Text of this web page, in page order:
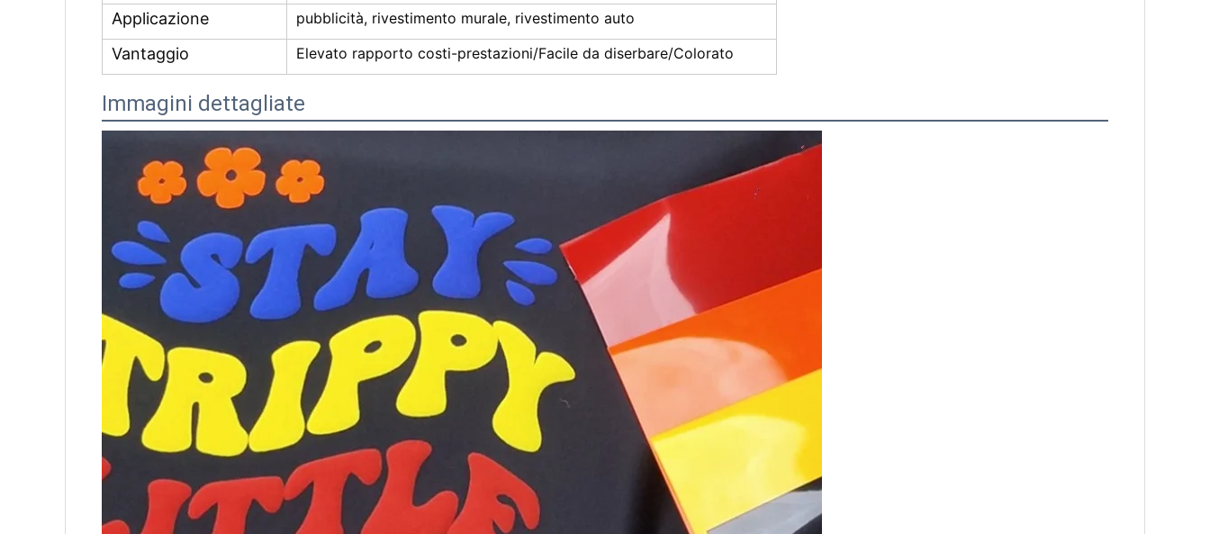
Applicazione pubblicità, rivestimento murale, rivestimento auto
Vantaggio Elevato rapporto costi-prestazioni/Facile da diserbare/Colorato
Immagini dettagliate